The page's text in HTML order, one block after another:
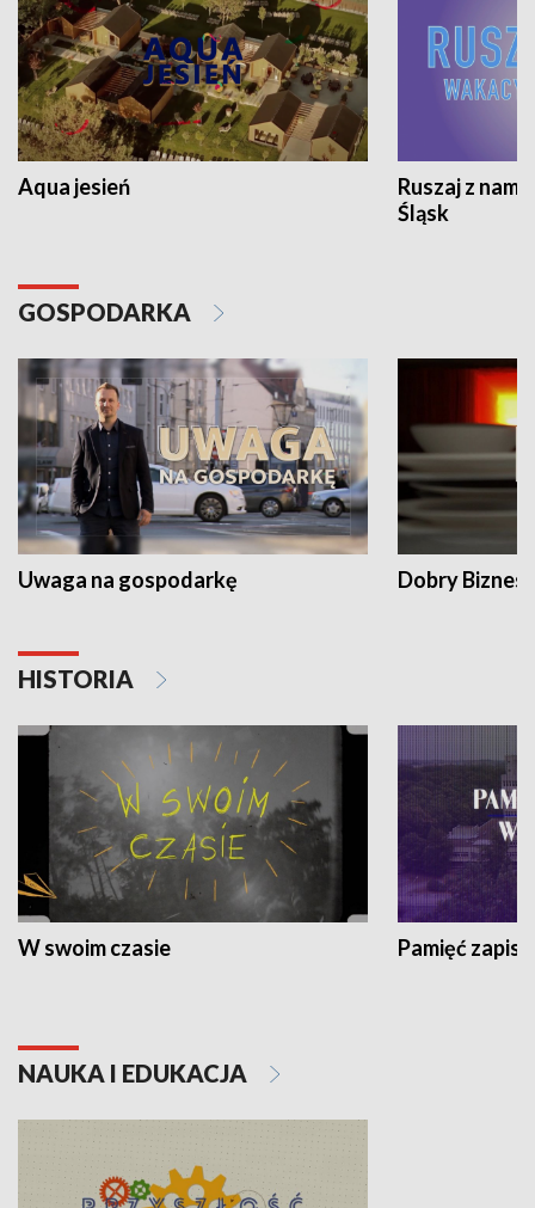
Aqua jesień
Ruszaj z
Śląsk
GOSPODARKA
Uwaga na gospodarkę Dobry Biznes
HISTORIA
W swoim czasie Pamięć
NAUKA I EDUKACJA